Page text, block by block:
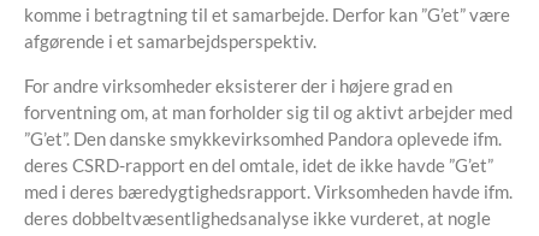
komme i betragtning til et samarbejde. Derfor kan ”G’et” være
afgørende i et samarbejdsperspektiv.
For andre virksomheder eksisterer der i højere grad en
forventning om, at man forholder sig til og aktivt arbejder med
”G’et”. Den danske smykkevirksomhed Pandora oplevede ifm.
deres CSRD-rapport en del omtale, idet de ikke havde ”G’et”
med i deres bæredygtighedsrapport. Virksomheden havde ifm.
deres dobbeltvæsentlighedsanalyse ikke vurderet, at nogle